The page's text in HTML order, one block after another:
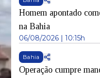
Homem apontado
na Bahia
06/08/2026 | 10:15h
Bahia
Operação cumpre